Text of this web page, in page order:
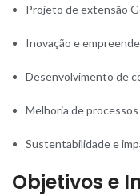
Projeto de extensão
Inovação e
Desenvolvimento de
Melhoria de
Sustentabilidade e
Objetivos e